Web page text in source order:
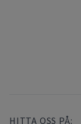
HITTA OSS PÅ: